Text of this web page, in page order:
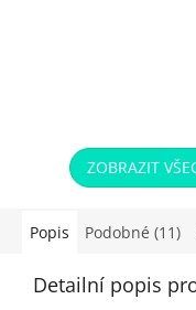
ZOBRAZIT
Popis Podobné (11)
Detailní popis